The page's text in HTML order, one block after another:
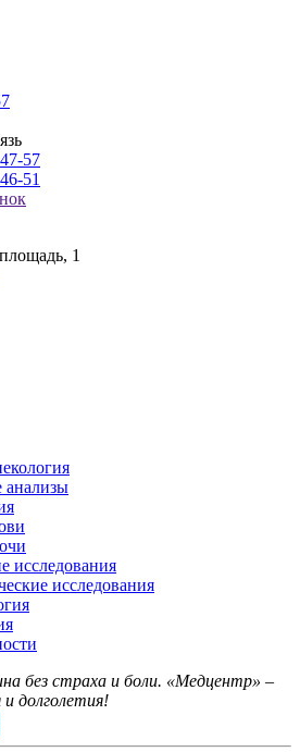
57
51
1
анализы
исследования
исследования
без страха и боли. «Медцентр» –
долголетия!